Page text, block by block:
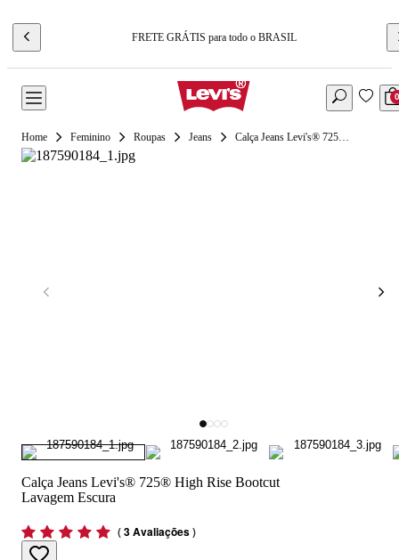
FRETE GRÁTIS para todo o BRASIL
0
Feminino Roupas Jeans Calça Jeans Levi's® 725® High Rise Bootcut Lavagem Escura
Calça Jeans Levi's® 725® High Rise Bootcut
Lavagem Escura
(3 Avaliações)